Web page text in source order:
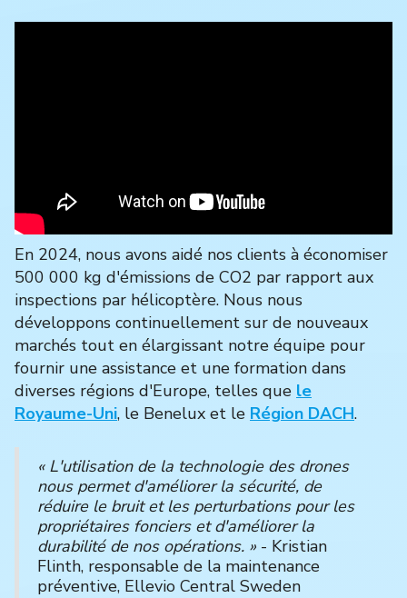
En 2024, nous avons aidé nos clients à économiser
500 000 kg d'émissions de CO2 par rapport aux
inspections par hélicoptère. Nous nous
développons continuellement sur de nouveaux
marchés tout en élargissant notre équipe pour
fournir une assistance et une formation dans
diverses régions d'Europe, telles que le
Royaume-Uni, le Benelux et le Région DACH.
« L'utilisation de la technologie des drones
nous permet d'améliorer la sécurité, de
réduire le bruit et les perturbations pour les
propriétaires fonciers et d'améliorer la
durabilité de nos opérations. » - Kristian
Flinth, responsable de la maintenance
préventive, Ellevio Central Sweden